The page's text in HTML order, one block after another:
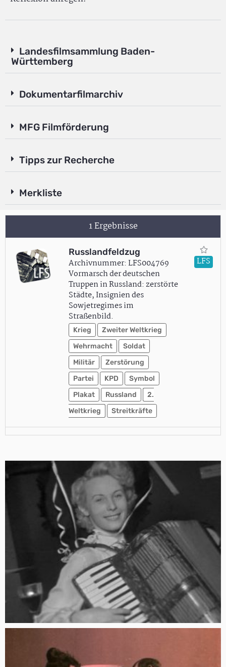
Landesfilmsammlung Baden-
Württemberg
Dokumentarfilmarchiv
MFG Filmförderung
Tipps zur Recherche
Merkliste
1 Ergebnisse
Russlandfeldzug
Archivnummer: LFS004769
Vormarsch der deutschen
Truppen in Russland: zerstörte
Städte, Insignien des
Sowjetregimes im
Straßenbild.
Krieg
Zweiter Weltkrieg
Wehrmacht
Soldat
Militär
Zerstörung
Partei
KPD
Symbol
Plakat
Russland
2.
Weltkrieg
Streitkräfte
LFS